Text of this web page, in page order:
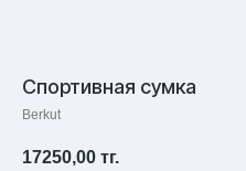
Спортивная сумка
Berkut
17250,00 тг.